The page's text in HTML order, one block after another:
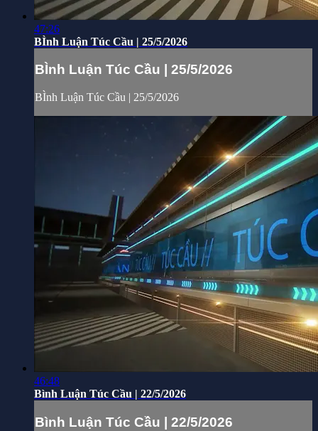
47:26
BÌnh Luận Túc Cầu | 25/5/2026
BÌnh Luận Túc Cầu | 25/5/2026
BÌnh Luận Túc Cầu | 25/5/2026
46:48
Bình Luận Túc Cầu | 22/5/2026
Bình Luận Túc Cầu | 22/5/2026